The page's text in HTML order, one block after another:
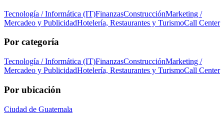
Tecnología / Informática (IT)FinanzasConstrucciónMarketing /
Mercadeo y PublicidadHotelería, Restaurantes y TurismoCall Center
Por categoría
Tecnología / Informática (IT)FinanzasConstrucciónMarketing /
Mercadeo y PublicidadHotelería, Restaurantes y TurismoCall Center
Por ubicación
Ciudad de Guatemala